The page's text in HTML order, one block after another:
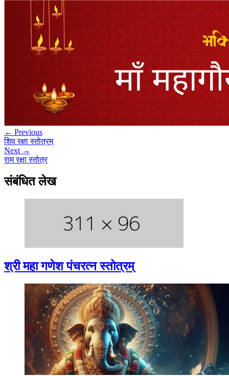
← Previous
शिव रक्षा स्तोत्रम्
Next →
राम रक्षा स्तोत्र
संबंधित लेख
श्री महा गणेश पंचरत्न स्तोत्रम्